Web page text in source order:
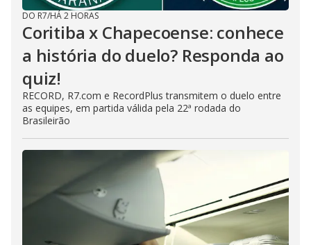
DO R7/HÁ 2 HORAS
Coritiba x Chapecoense: conhece
a história do duelo? Responda ao
quiz!
RECORD, R7.com e RecordPlus transmitem o duelo entre
as equipes, em partida válida pela 22ª rodada do
Brasileirão